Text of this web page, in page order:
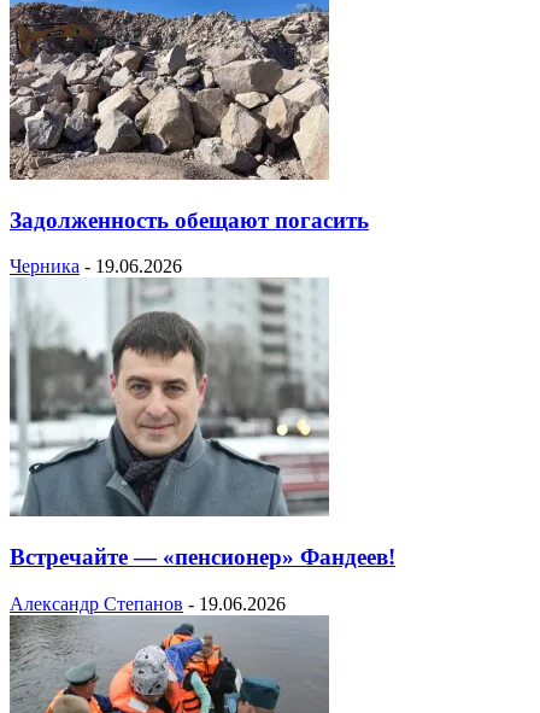
Задолженность обещают погасить
Черника - 19.06.2026
Встречайте — «пенсионер» Фандеев!
Александр Степанов - 19.06.2026